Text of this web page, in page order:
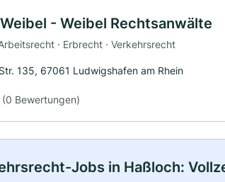
- Weibel Rechtsanwälte
· Erbrecht · Verkehrsrecht
135, 67061 Ludwigshafen am Rhein
(0 Bewertungen)
Jobs in Haßloch: